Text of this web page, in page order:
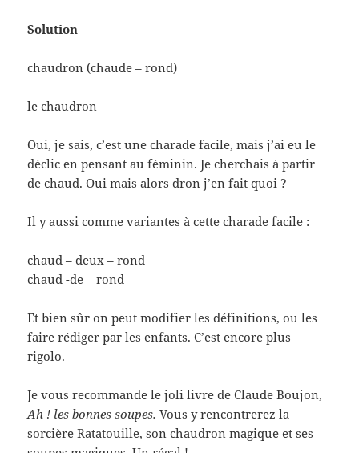
Solution
chaudron (chaude – rond)
le chaudron
Oui, je sais, c’est une charade facile, mais j’ai eu le
déclic en pensant au féminin. Je cherchais à partir
de chaud. Oui mais alors dron j’en fait quoi ?
Il y aussi comme variantes à cette charade facile :
chaud – deux – rond
chaud -de – rond
Et bien sûr on peut modifier les définitions, ou les
faire rédiger par les enfants. C’est encore plus
rigolo.
Je vous recommande le joli livre de Claude Boujon,
Ah ! les bonnes soupes. Vous y rencontrerez la
sorcière Ratatouille, son chaudron magique et ses